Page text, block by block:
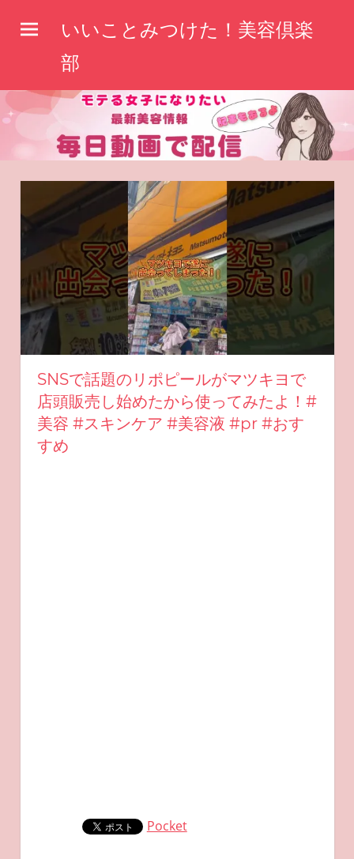
へ
いいことみつけた！美容倶楽
部
SNSで話題のリポピールがマツキヨで
店頭販売し始めたから使ってみたよ！#
美容 #スキンケア #美容液 #pr #おす
すめ
Pocket